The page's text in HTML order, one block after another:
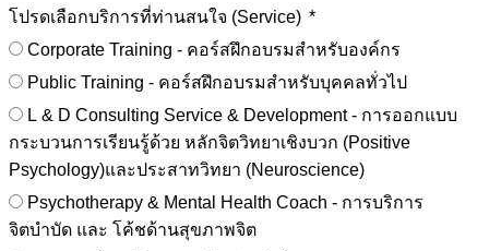
โปรดเลือกบริการที่ท่านสนใจ (Service)
Corporate Training - คอร์สฝึกอบรมสำหรับองค์กร
Public Training - คอร์สฝึกอบรมสำหรับบุคคลทั่วไป
L & D Consulting Service & Development - การออกแบบ
กระบวนการเรียนรู้ด้วย หลักจิตวิทยาเชิงบวก (Positive
Psychology)และประสาทวิทยา (Neuroscience)
Psychotherapy & Mental Health Coach - การบริการ
จิตบำบัด และ โค้ชด้านสุขภาพจิต